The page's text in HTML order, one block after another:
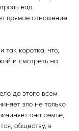
над
прямое отношение
так коротка, что,
и смотреть на
до этого всем
зло не только
она семье,
обществу, в